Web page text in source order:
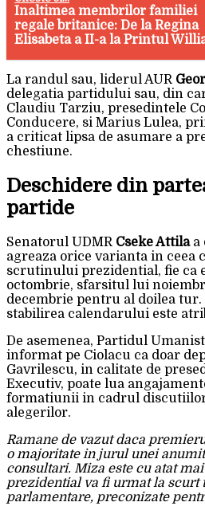
Inaltimea membrilor familiei
regale britanice: De la Regina
Elisabeta a II-a la Printul
La randul sau, liderul AUR
delegatia partidului sau, din
Claudiu Tarziu, presedintele
Conducere, si Marius Lulea,
a criticat lipsa de asumare a
chestiune.
Deschidere din
partide
Senatorul UDMR Cseke Attilaa
agreaza orice varianta in ceea
scrutinului prezidential, fie ca
octombrie, sfarsitul lui
decembrie pentru al doilea tur.
stabilirea calendarului este
De asemenea, Partidul
informat pe Ciolacu ca doar
Gavrilescu, in calitate de
Executiv, poate lua
formatiunii in cadrul
alegerilor.
Ramane de vazut daca
o majoritate in jurul unei
consultari. Miza este cu atat
prezidential va fi urmat la scurt
parlamentare, preconizate